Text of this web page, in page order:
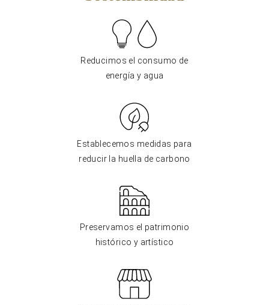
Reducimos el consumo de
energía y agua
Establecemos medidas para
reducir la huella de carbono
Preservamos el patrimonio
histórico y artístico